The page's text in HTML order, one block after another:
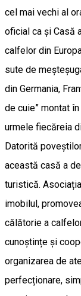
cel mai vechi al
oficial ca și Casă
calfelor din
sute de
din Germania,
de cuie” montat
urmele fiecăreia
Datorită
această casă a
turistică.
imobilul,
călătorie a
cunoștințe și
organizarea de
perfecționare,